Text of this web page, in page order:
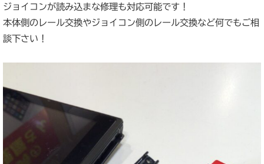
ジョイコンが読み込まな修理も対応可能です！
本体側のレール交換やジョイコン側のレール交換など何でもご相
談下さい！